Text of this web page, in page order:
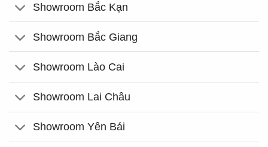
Showroom Bắc Kạn
Showroom Bắc Giang
Showroom Lào Cai
Showroom Lai Châu
Showroom Yên Bái